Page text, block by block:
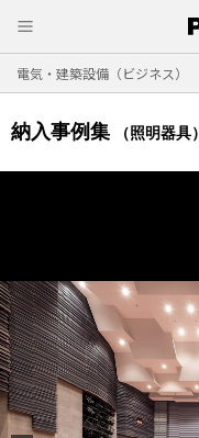
電気・建築設備（ビジネス）
納入事例集 （照明器具）